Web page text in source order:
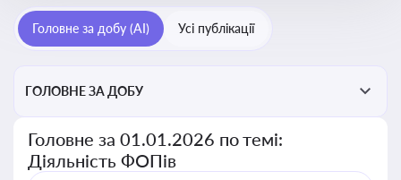
Головне за добу (AI) Усі публікації
ГОЛОВНЕ ЗА ДОБУ
Головне за 01.01.2026 по темі:
Діяльність ФОПів